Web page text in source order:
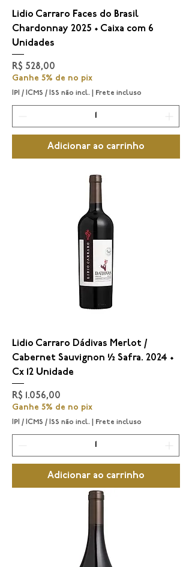
Lidio Carraro Faces do Brasil
Chardonnay 2025 • Caixa com 6
Unidades
Preço
R$ 528,00
Ganhe 5% de no pix
IPI / ICMS / ISS não incl. Frete incluso
Adicionar ao carrinho
Lidio Carraro Dádivas Merlot /
Cabernet Sauvignon ½ Safra. 2024 •
Cx 12 Unidade
Preço
R$ 1.056,00
Ganhe 5% de no pix
IPI / ICMS / ISS não incl. Frete incluso
Adicionar ao carrinho